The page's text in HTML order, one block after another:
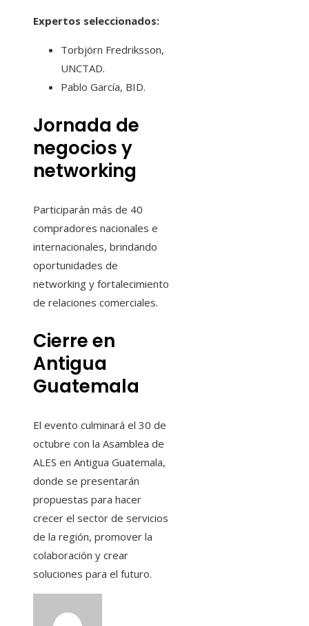
Expertos seleccionados:
Torbjörn Fredriksson,
UNCTAD.
Pablo García, BID.
Jornada de
negocios y
networking
Participarán más de 40
compradores nacionales e
internacionales, brindando
oportunidades de
networking y fortalecimiento
de relaciones comerciales.
Cierre en
Antigua
Guatemala
El evento culminará el 30 de
octubre con la Asamblea de
ALES en Antigua Guatemala,
donde se presentarán
propuestas para hacer
crecer el sector de servicios
de la región, promover la
colaboración y crear
soluciones para el futuro.